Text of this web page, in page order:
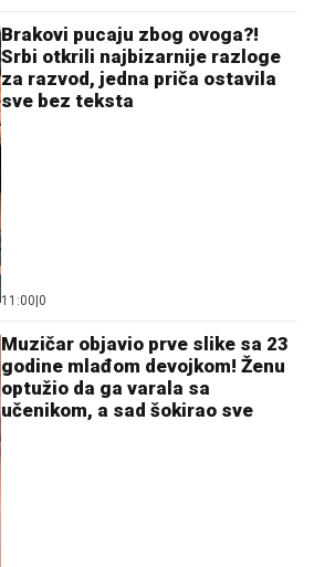
Brakovi pucaju zbog ovoga?!
Srbi otkrili najbizarnije razloge
za razvod, jedna priča ostavila
sve bez teksta
11:00|0
Muzičar objavio prve slike sa 23
godine mlađom devojkom! Ženu
optužio da ga varala sa
učenikom, a sad šokirao sve